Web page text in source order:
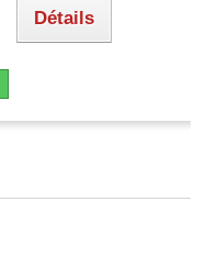
Détails